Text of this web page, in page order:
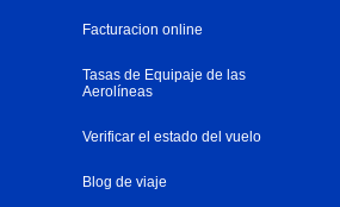
Facturacion online
Tasas de Equipaje de las
Aerolíneas
Verificar el estado del vuelo
Blog de viaje